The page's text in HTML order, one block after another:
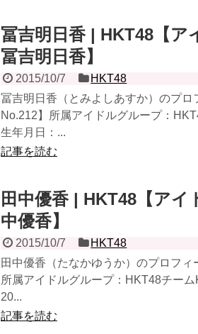
冨吉明日香 | HKT48【ア
冨吉明日香】
2015/10/7
HKT48
冨吉明日香（とみよしあすか）のプ
No.212】所属アイドルグループ：
生年月日：...
記事を読む
田中優香 | HKT48【アイ
中優香】
2015/10/7
HKT48
田中優香（たなかゆうか）のプロフィ
所属アイドルグループ：HKT48チー
20...
記事を読む